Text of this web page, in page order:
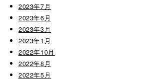
2023年7月
2023年6月
2023年3月
2023年1月
2022年10月
2022年8月
2022年5月